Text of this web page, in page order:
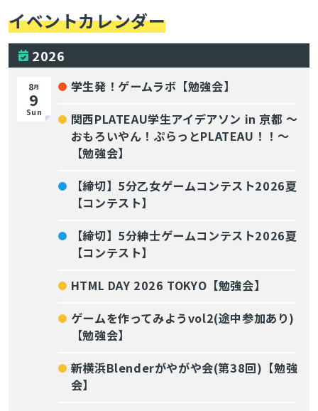
イベントカレンダー
2026
8月
9
Sun
学生発！ゲームラボ【勉強会】
関西PLATEAU学生アイデアソン in 京都 〜
おもろいやん！ぷらっとPLATEAU！！〜
【勉強会】
【締切】5分乙女ゲームコンテスト2026夏
【コンテスト】
【締切】5分紳士ゲームコンテスト2026夏
【コンテスト】
HTML DAY 2026 TOKYO【勉強会】
ゲームを作ってみようvol2(途中参加あり)
【勉強会】
新横浜Blenderがやがや会(第38回)【勉強
会】